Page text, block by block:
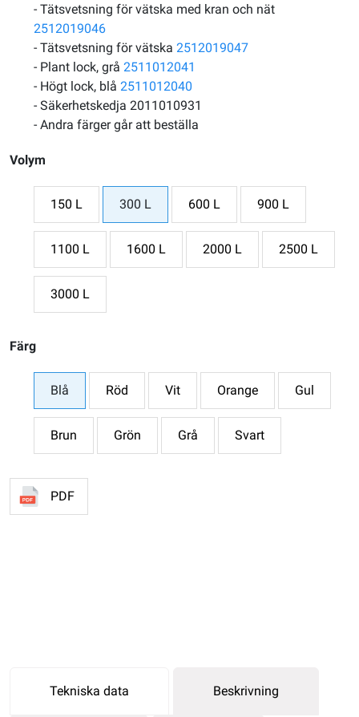
- Tätsvetsning för vätska med kran och nät
2512019046
- Tätsvetsning för vätska 2512019047
- Plant lock, grå 2511012041
- Högt lock, blå 2511012040
- Säkerhetskedja 2011010931
- Andra färger går att beställa
Volym
150 L 300 L 600 L 900 L
1100 L 1600 L 2000 L 2500 L
3000 L
Färg
Blå Röd Vit Orange Gul
Brun Grön Grå Svart
PDF
Tekniska data Beskrivning